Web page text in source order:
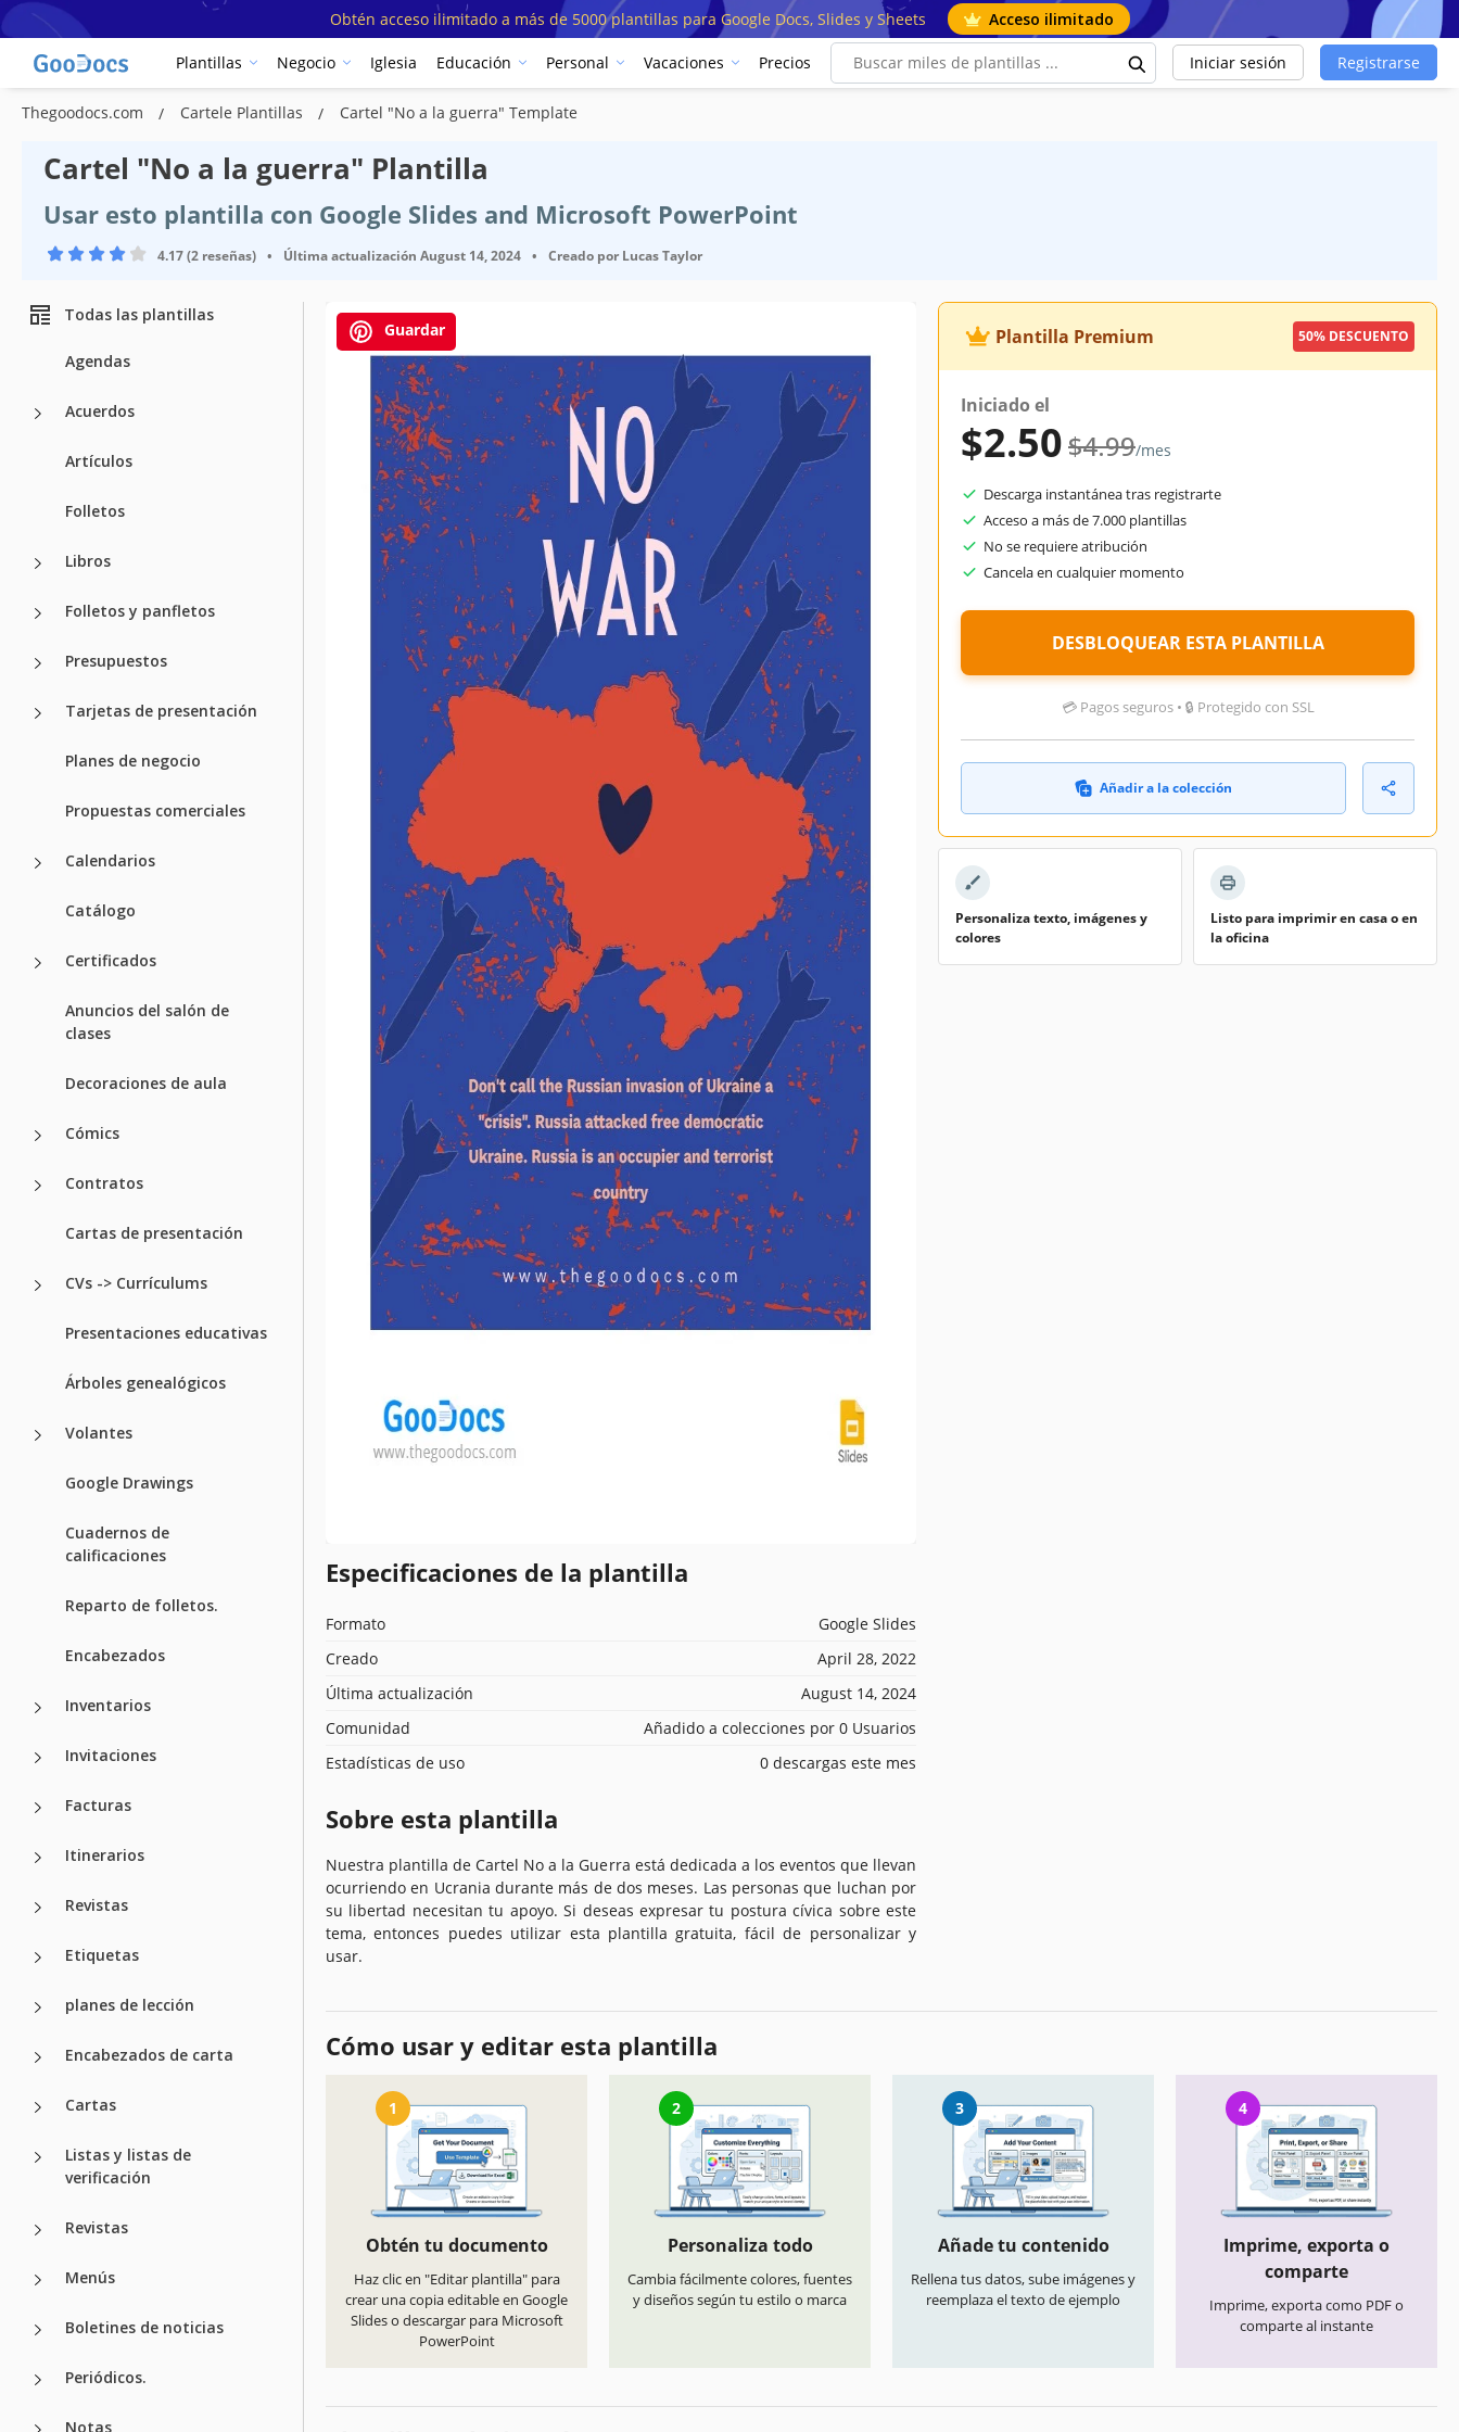
Obtén acceso ilimitado a más de 5000 plantillas para Google Docs, Slides y Sheets Acceso ilimitado
Plantillas Negocio Iglesia Educación Personal Vacaciones Precios Iniciar sesión Registrarse
Thegoodocs.com Cartele Plantillas Cartel "No a la guerra" Template
Cartel "No a la guerra" Plantilla
Usar esto plantilla con Google Slides and Microsoft PowerPoint
4.17 (2 reseñas) • Última actualización August 14, 2024 • Creado por Lucas Taylor
Todas las plantillas
Agendas
Acuerdos
Artículos
Folletos
Libros
Folletos y panfletos
Presupuestos
Tarjetas de presentación
Planes de negocio
Propuestas comerciales
Calendarios
Catálogo
Certificados
Anuncios del salón de
clases
Decoraciones de aula
Cómics
Contratos
Cartas de presentación
CVs -> Currículums
Presentaciones educativas
Árboles genealógicos
Volantes
Google Drawings
Cuadernos de
calificaciones
Reparto de folletos.
Encabezados
Inventarios
Invitaciones
Facturas
Itinerarios
Revistas
Etiquetas
planes de lección
Encabezados de carta
Cartas
Listas y listas de
verificación
Revistas
Menús
Boletines de noticias
Periódicos.
Notas
Guardar
Especificaciones de la plantilla
Formato
Google Slides
Creado
April 28, 2022
Última actualización
August 14, 2024
Comunidad
Añadido a colecciones por 0 Usuarios
Estadísticas de uso
0 descargas este mes
Sobre esta plantilla
Nuestra plantilla de Cartel No a la Guerra está dedicada a los eventos que llevan
ocurriendo en Ucrania durante más de dos meses. Las personas que luchan por
su libertad necesitan tu apoyo. Si deseas expresar tu postura cívica sobre este
tema, entonces puedes utilizar esta plantilla gratuita, fácil de personalizar y
usar.
Plantilla Premium 50% DESCUENTO
Iniciado el
$2.50$4.99/mes
Descarga instantánea tras registrarte
Acceso a más de 7.000 plantillas
No se requiere atribución
Cancela en cualquier momento
DESBLOQUEAR ESTA PLANTILLA
💳 Pagos seguros • 🔒 Protegido con SSL
Añadir a la colección
Personaliza texto, imágenes y
colores
Listo para imprimir en casa o en
la oficina
Cómo usar y editar esta plantilla
1
Obtén tu documento
Haz clic en "Editar plantilla" para
crear una copia editable en Google
Slides o descargar para Microsoft
PowerPoint
2
Personaliza todo
Cambia fácilmente colores, fuentes
y diseños según tu estilo o marca
3
Añade tu contenido
Rellena tus datos, sube imágenes y
reemplaza el texto de ejemplo
4
Imprime, exporta o
comparte
Imprime, exporta como PDF o
comparte al instante